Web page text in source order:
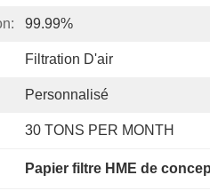
99.99%
Filtration D'air
Personnalisé
30 TONS PER MONTH
Papier filtre HME de